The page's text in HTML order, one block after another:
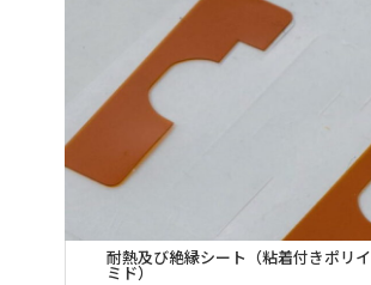
耐熱及び絶縁シート（粘着付きポリイ
ミド）